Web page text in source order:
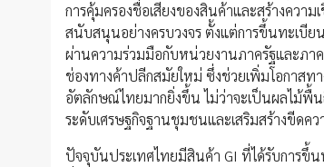
การคุ้มครองชื่อเสียงของสินค้าและสร้างคว
สนับสนุนอย่างครบวงจร ตั้งแต่การขึ้นทะเบี
ผ่านความร่วมมือกับหน่วยงานภาครัฐและภา
ช่องทางค้าปลีกสมัยใหม่ ซึ่งช่วยเพิ่มโอกาสท
อัตลักษณ์ไทยมากยิ่งขึ้น ไม่ว่าจะเป็นผลไม้พื้
ระดับเศรษฐกิจฐานชุมชนและเสริมสร้างขีดค
ปัจจุบันประเทศไทยมีสินค้า GI ที่ได้รับการขึ้